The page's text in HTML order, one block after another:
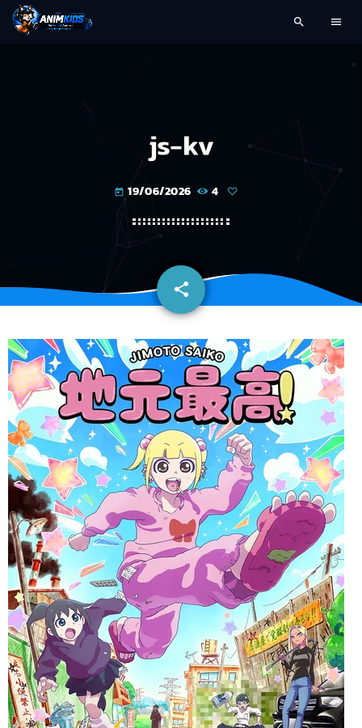
search menu
js-kv
today 19/06/2026 4
share
email